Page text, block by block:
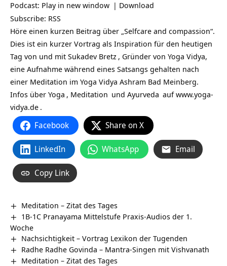
Podcast: Play in new window | Download
Subscribe: RSS
Höre einen kurzen Beitrag über „Selfcare and compassion“.
Dies ist ein kurzer Vortrag als Inspiration für den heutigen
Tag von und mit Sukadev Bretz , Gründer von Yoga Vidya,
eine Aufnahme während eines Satsangs gehalten nach
einer Meditation im Yoga Vidya Ashram Bad Meinberg.
Infos über Yoga , Meditation und Ayurveda aufwww.yoga-
vidya.de .
Facebook Share on X
LinkedIn WhatsApp Email
Copy Link
Meditation – Zitat des Tages
1B-1C Pranayama Mittelstufe Praxis-Audios der 1.
Woche
Nachsichtigkeit – Vortrag Lexikon der Tugenden
Radhe Radhe Govinda – Mantra-Singen mit Vishvanath
Meditation – Zitat des Tages